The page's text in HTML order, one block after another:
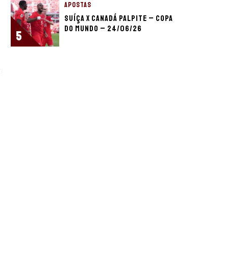
5
APOSTAS
Suíça x Canadá palpite – Copa
do Mundo – 24/06/26